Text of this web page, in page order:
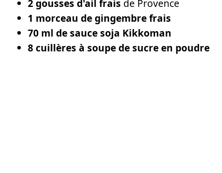
2 gousses d'ail frais de Provence
1 morceau de gingembre frais
70 ml de sauce soja Kikkoman
8 cuillères à soupe de sucre en poudre